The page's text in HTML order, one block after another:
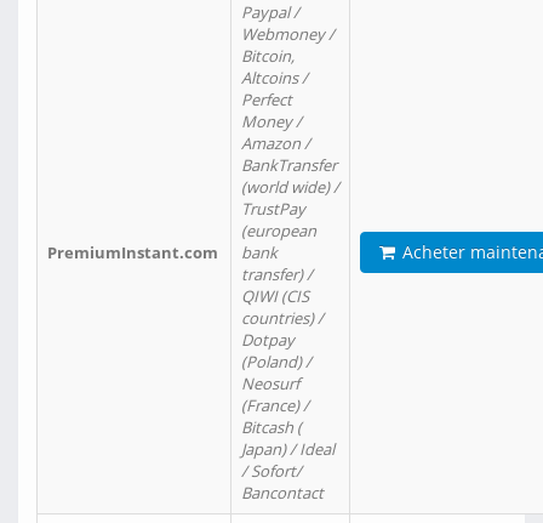
PremiumInstant.com
Paypal /
Webmoney /
Bitcoin,
Altcoins /
Perfect
Money /
Amazon /
BankTransfer
(world wide) /
TrustPay
(european
bank
transfer) /
QIWI (CIS
countries) /
Dotpay
(Poland) /
Neosurf
(France) /
Bitcash (
Japan) / Ideal
/ Sofort/
Bancontact
Acheter